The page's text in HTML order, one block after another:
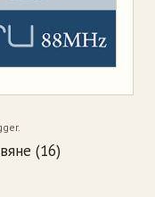
.
(16)